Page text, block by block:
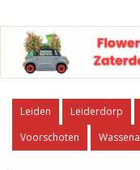
Leiden Leiderdorp
Voorschoten